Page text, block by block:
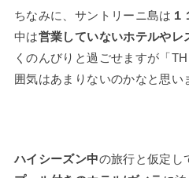
ちなみに、サントリーニ島は １
中は営業していないホテルやレ
くのんびりと過ごせますが「
囲気はあまりないのかなと思い
ハイシーズン中の旅行と仮定し